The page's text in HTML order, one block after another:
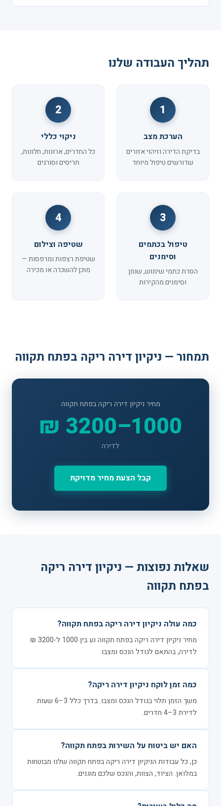
תהליך העבודה שלנו
1
הערכת מצב
בדיקת הדירה וזיהוי אזורים
שדורשים טיפול מיוחד
2
ניקוי כללי
כל החדרים, ארונות, חלונות,
תריסים וסורגים
3
טיפול בכתמים
וסימנים
הסרת כתמי שימוש, שומן
וסימנים מהקירות
4
שטיפה וצילום
שטיפת רצפות ומרפסות —
מוכן להשכרה או מכירה
תמחור — ניקיון דירה ריקה בפתח תקווה
מחיר ניקיון דירה ריקה בפתח תקווה
1000–3200 ₪
לדירה
קבל הצעת מחיר מדויקת
שאלות נפוצות — ניקיון דירה ריקה
בפתח תקווה
כמה עולה ניקיון דירה ריקה בפתח תקווה?
מחיר ניקיון דירה ריקה בפתח תקווה נע בין 1000 ל-3200 ₪
לדירה, בהתאם לגודל הנכס ומצבו.
כמה זמן לוקח ניקיון דירה ריקה?
משך הזמן תלוי בגודל הנכס ומצבו. בדרך כלל 3–6 שעות
לדירת 3–4 חדרים.
האם יש ביטוח על השירות בפתח תקווה?
כן, כל עבודות הניקיון דירה ריקה בפתח תקווה שלנו מבוטחות
במלואן. הציוד, הצוות, והנכס שלכם מוגנים.